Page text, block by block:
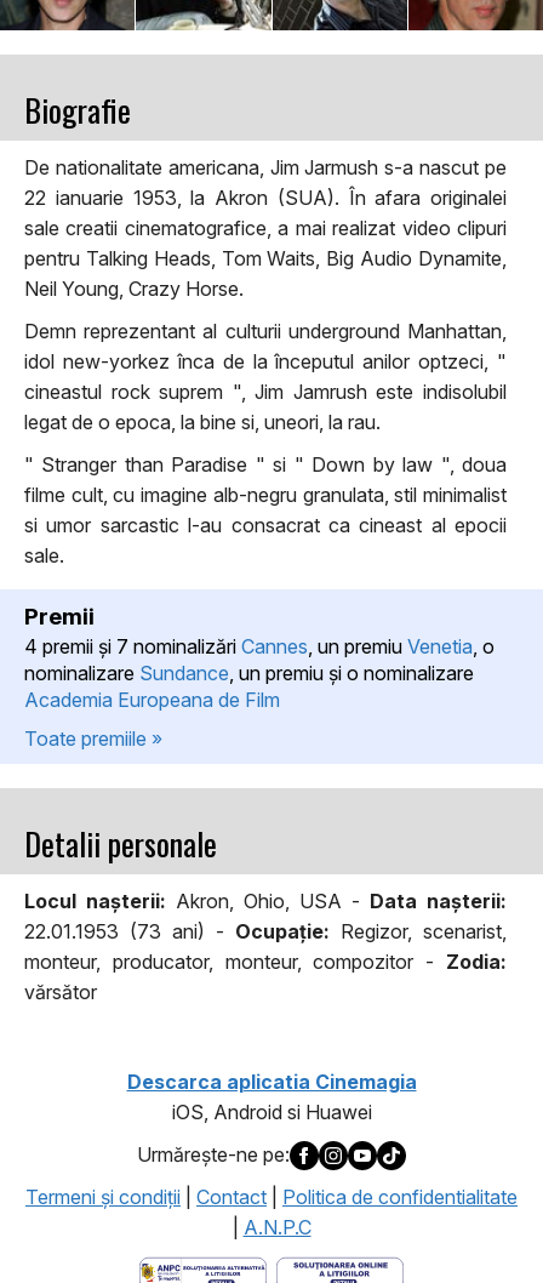
Biografie
De nationalitate americana, Jim Jarmush s-a nascut pe
22 ianuarie 1953, la Akron (SUA). În afara originalei
sale creatii cinematografice, a mai realizat video clipuri
pentru Talking Heads, Tom Waits, Big Audio Dynamite,
Neil Young, Crazy Horse.
Demn reprezentant al culturii underground Manhattan,
idol new-yorkez înca de la începutul anilor optzeci, "
cineastul rock suprem ", Jim Jamrush este indisolubil
legat de o epoca, la bine si, uneori, la rau.
" Stranger than Paradise " si " Down by law ", doua
filme cult, cu imagine alb-negru granulata, stil minimalist
si umor sarcastic l-au consacrat ca cineast al epocii
sale.
Premii
4 premii şi 7 nominalizări Cannes , un premiu Venetia , o
nominalizare Sundance , un premiu şi o nominalizare
Academia Europeana de Film
Toate premiile »
Detalii personale
Locul naşterii: Akron, Ohio, USA - Data naşterii:
22.01.1953 (73 ani) - Ocupaţie: Regizor, scenarist,
monteur, producator, monteur, compozitor - Zodia:
vărsător
Descarca aplicatia Cinemagia
iOS, Android si Huawei
Urmăreşte-ne pe:
Termeni şi condiţii
Contact
Politica de confidentialitate
A.N.P.C